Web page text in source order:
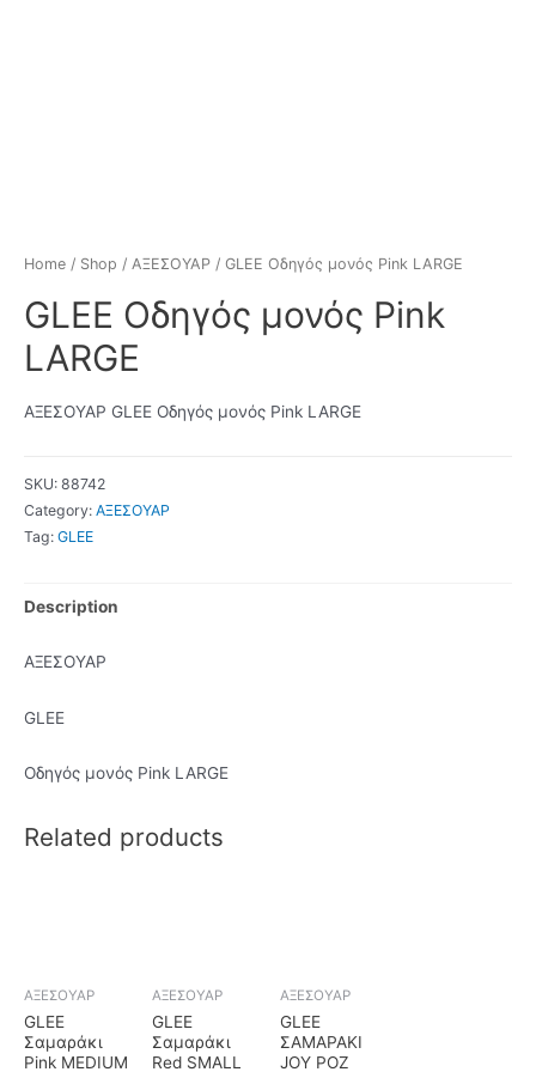
Home / Shop / ΑΞΕΣΟΥΑΡ / GLEE Οδηγός μονός Pink LARGE
GLEE Οδηγός μονός Pink
LARGE
ΑΞΕΣΟΥΑΡ GLEE Οδηγός μονός Pink LARGE
SKU: 88742
Category: ΑΞΕΣΟΥΑΡ
Tag: GLEE
Description
ΑΞΕΣΟΥΑΡ
GLEE
Οδηγός μονός Pink LARGE
Related products
ΑΞΕΣΟΥΑΡ
GLEE
Σαμαράκι
Pink MEDIUM
ΑΞΕΣΟΥΑΡ
GLEE
Σαμαράκι
Red SMALL
ΑΞΕΣΟΥΑΡ
GLEE
ΣΑΜΑΡΑΚΙ
JOY ΡΟΖ